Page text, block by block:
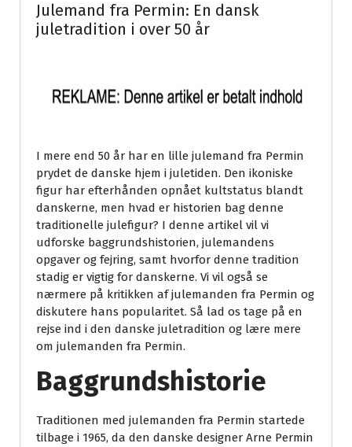
Julemand fra Permin: En dansk
juletradition i over 50 år
I mere end 50 år har en lille julemand fra Permin
prydet de danske hjem i juletiden. Den ikoniske
figur har efterhånden opnået kultstatus blandt
danskerne, men hvad er historien bag denne
traditionelle julefigur? I denne artikel vil vi
udforske baggrundshistorien, julemandens
opgaver og fejring, samt hvorfor denne tradition
stadig er vigtig for danskerne. Vi vil også se
nærmere på kritikken af julemanden fra Permin og
diskutere hans popularitet. Så lad os tage på en
rejse ind i den danske juletradition og lære mere
om julemanden fra Permin.
Baggrundshistorie
Traditionen med julemanden fra Permin startede
tilbage i 1965, da den danske designer Arne Permin